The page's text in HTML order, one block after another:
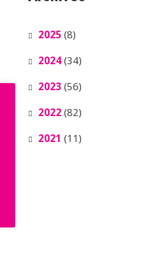
2025 (8)
2024(34)
2023 (56)
2022 (82)
2021 (11)